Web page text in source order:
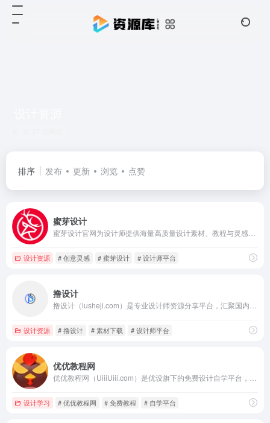
排序 发布 更新 浏览 点赞
蜜芽设计
设计资源 # 创意灵感 # 蜜芽设计 # 设计师平台
撸设计
设计资源 # 撸设计 # 素材下载 # 设计师平台
优优教程网
设计学习 # 优优教程网 # 免费教程 # 自学平台